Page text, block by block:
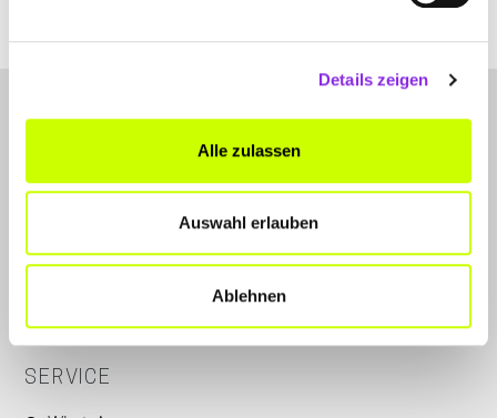
Details zeigen
Alle zulassen
Auswahl erlauben
Ablehnen
LET'S CONNECT
Instagram
SERVICE